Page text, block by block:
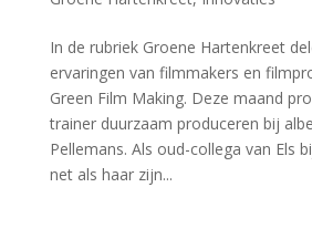
In de rubriek Groene Hartenkreet
ervaringen van filmmakers en
Green Film Making. Deze maand
trainer duurzaam produceren bij
Pellemans. Als oud-collega van Els
net als haar zijn...